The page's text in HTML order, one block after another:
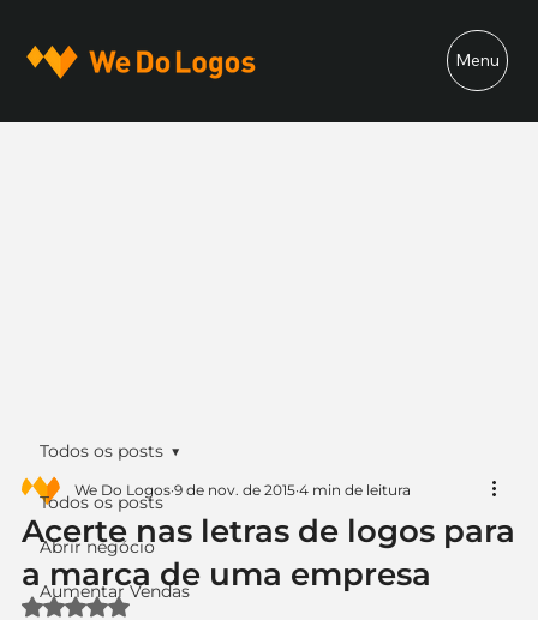
Menu
Todos os posts
Abrir negócio
Aumentar Vendas
Todos os posts
Acerte nas letras de logos para
a marca de uma empresa
We Do Logos 9 de nov. de 2015 4 min de leitura
Avaliado com NaN de 5 estrelas.